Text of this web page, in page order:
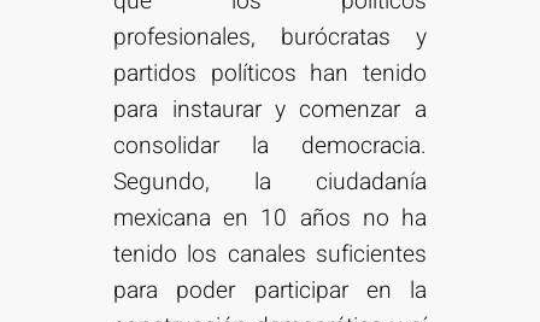
profesionales, burócratas y
partidos políticos han tenido
para instaurar y comenzar a
consolidar la democracia.
Segundo, la ciudadanía
mexicana en 10 años no ha
tenido los canales suficientes
para poder participar en la